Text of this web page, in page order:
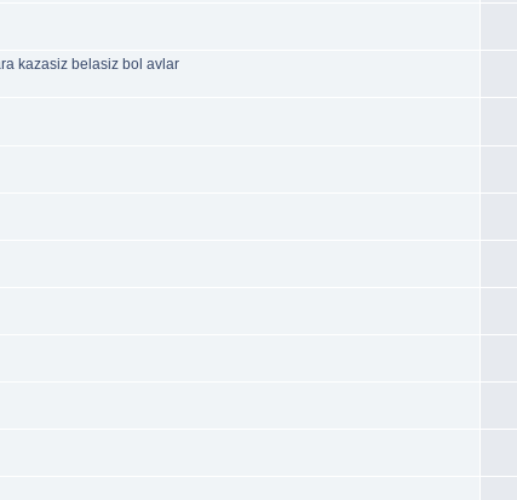
kazasiz belasiz bol avlar